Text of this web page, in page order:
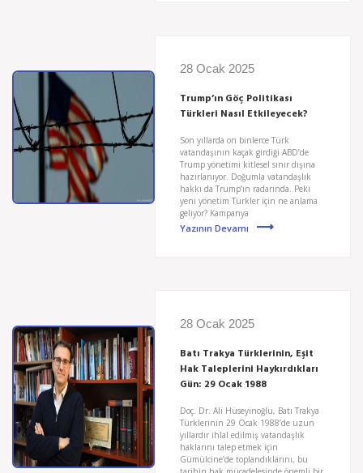
28 Ocak 2025
Trump’ın Göç Politikası
Türkleri Nasıl Etkileyecek?
Son yıllarda on binlerce Türk
vatandaşının kaçak girdiği ABD’de
Trump yönetimi kitlesel sınır dışına
hazırlanıyor. Doğumla vatandaşlık
hakkı da Trump’ın radarında. Peki
yeni yönetim Türkler için ne anlama
geliyor? Kampanya
Yazının Devamı
28 Ocak 2025
Batı Trakya Türklerinin, Eşit
Hak Taleplerini Haykırdıkları
Gün: 29 Ocak 1988
Doç. Dr. Ali Hüseyinoğlu, Batı Trakya
Türklerinin 29 Ocak 1988’de uzun
yıllardır ihlal edilmiş vatandaşlık
haklarını talep etmek için
Gümülcine’de toplandıklarını, bu